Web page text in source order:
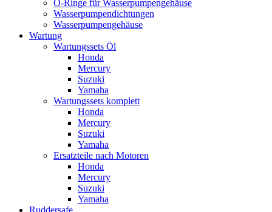
O-Ringe für Wasserpumpengehäuse
Wasserpumpendichtungen
Wasserpumpengehäuse
Wartung
Wartungssets Öl
Honda
Mercury
Suzuki
Yamaha
Wartungssets komplett
Honda
Mercury
Suzuki
Yamaha
Ersatzteile nach Motoren
Honda
Mercury
Suzuki
Yamaha